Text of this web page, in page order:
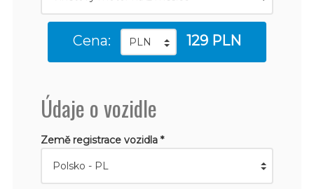
Cena: 129 PLN
Údaje o vozidle
Země registrace vozidla *